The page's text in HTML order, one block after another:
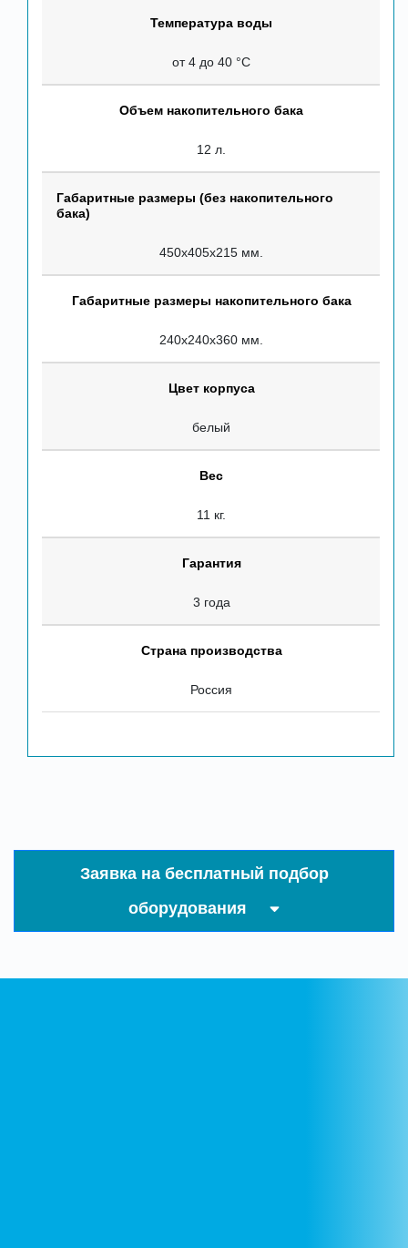
Температура воды
от 4 до 40 °С
Объем накопительного бака
12 л.
Габаритные размеры (без накопительного
бака)
450х405х215 мм.
Габаритные размеры накопительного бака
240х240х360 мм.
Цвет корпуса
белый
Вес
11 кг.
Гарантия
3 года
Страна производства
Россия
Заявка на бесплатный подбор
оборудования